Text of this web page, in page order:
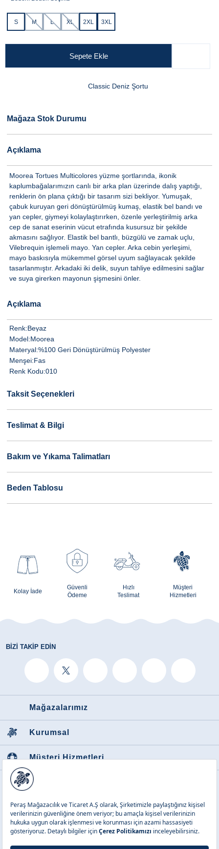
S M L XL 2XL 3XL
Sepete Ekle
Classic Deniz Şortu
Mağaza Stok Durumu
Açıklama
Moorea Tortues Multicolores yüzme şortlarında, ikonik
kaplumbağalarımızın canlı bir arka plan üzerinde dalış yaptığı,
renklerin ön plana çıktığı bir tasarım sizi bekliyor. Yumuşak,
çabuk kuruyan geri dönüştürülmüş kumaş, elastik bel bandı ve
yan cepler, giymeyi kolaylaştırırken, özenle yerleştirilmiş arka
cep de sanat eserinin vücut etrafında kusursuz bir şekilde
akmasını sağlıyor. Elastik bel bantlı, büzgülü ve zamak uçlu,
Vilebrequin işlemeli mayo. Yan cepler. Arka cebin yerleşimi,
mayo baskısıyla mükemmel görsel uyum sağlayacak şekilde
tasarlanmıştır. Arkadaki iki delik, suyun tahliye edilmesini sağlar
ve suya girerken mayonun şişmesini önler.
Açıklama
Renk:Beyaz
Model:Moorea
Materyal:%100 Geri Dönüştürülmüş Polyester
Menşei:Fas
Renk Kodu:010
Taksit Seçenekleri
Teslimat & Bilgi
Bakım ve Yıkama Talimatları
Beden Tablosu
Kolay İade
Güvenli
Ödeme
Hızlı
Teslimat
Müşteri
Hizmetleri
BIZI TAKIP EDIN
Mağazalarımız
Kurumsal
Müşteri Hizmetleri
Favori Kategoriler